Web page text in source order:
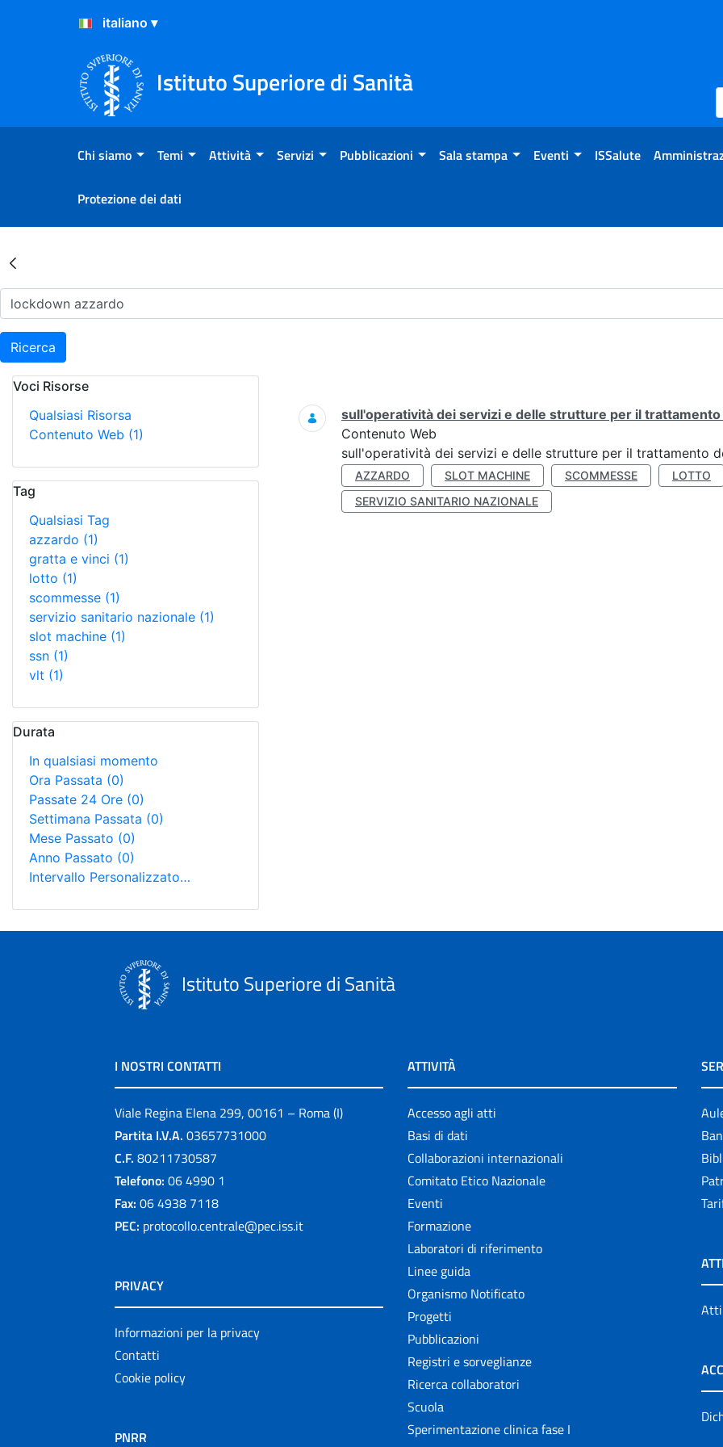
Salta al Contenuto
Salta al Footer
Istituto Superiore di Sanità
Chi siamo Temi Attività Servizi Pubblicazioni Sala stampa Eventi ISSalute
Protezione dei dati
Risultati della Ricerca - Archivio
Ricerca
Voci Risorse
Qualsiasi Risorsa
Contenuto Web (1)
Tag
Qualsiasi Tag
azzardo (1)
gratta e vinci (1)
lotto (1)
scommesse (1)
servizio sanitario nazionale (1)
slot machine (1)
ssn (1)
vlt (1)
Durata
In qualsiasi momento
Ora Passata (0)
Passate 24 Ore (0)
Settimana Passata (0)
Mese Passato (0)
Anno Passato (0)
Intervallo Personalizzato…
Ricerca
sull'operatività dei servizi e delle strutture per il
Contenuto Web
sull'operatività dei servizi e delle strutture per il trattamento
AZZARDO SLOT MACHINE SCOMMESSE
LOTTO
SERVIZIO SANITARIO NAZIONALE
Istituto Superiore di Sanità
I NOSTRI CONTATTI
Viale Regina Elena 299, 00161 – Roma (I)
Partita I.V.A. 03657731000
C.F. 80211730587
Telefono: 06 4990 1
Fax: 06 4938 7118
PEC: protocollo.centrale@pec.iss.it
PRIVACY
Informazioni per la privacy
Contatti
Cookie policy
PNRR
ATTIVITÀ
Accesso agli atti
Basi di dati
Collaborazioni internazionali
Comitato Etico Nazionale
Eventi
Formazione
Laboratori di riferimento
Linee guida
Organismo Notificato
Progetti
Pubblicazioni
Registri e sorveglianze
Ricerca collaboratori
Scuola
Sperimentazione clinica fase I
Atti